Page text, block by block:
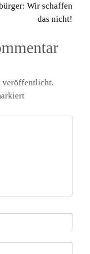
Wir schaffen
das nicht!
veröffentlicht.